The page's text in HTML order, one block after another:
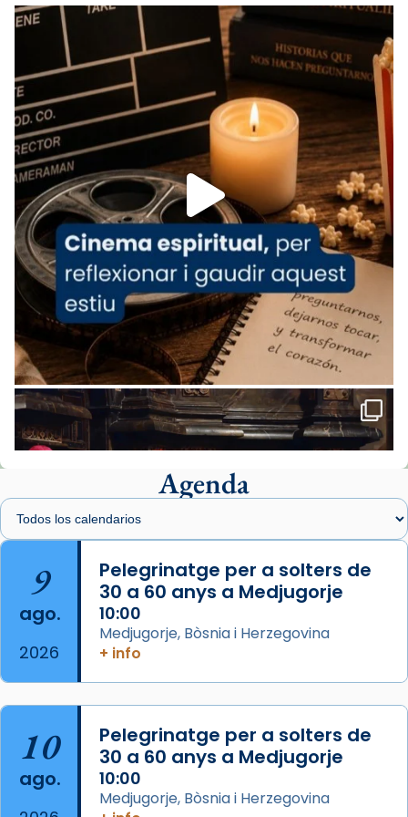
Recupera l'entrevista comp
Vatican
tican News 👇
www.vaticannews.va/es/iglesia/news/2026-
07/carmina-historia-depresion-papa-viaje-
espana-testimoni...
Foto
View on Facebook · Share
Arquebisbat de Barcelona
2 weeks ago
«Avui les santes Juliana i Semproniana ens
ajuden a alçar la mirada»
Mons. Sergi Gordo, bisbe de Tortosa, ha
presidit aquest 27 de juliol la missa de Les
Santes de Mataró.
🔗tinyurl.com/cvu5jmbk
📸 J. Merino
de Barcelona.
2 weeks ago
Aquest dilluns, 27 de juliol, ha tingut lloc la
missa d’acció de gràcies en agraïment al
comitè organitzador de la visita apostòlica
del Sant Pare Lleó XIV a Barcelona, i als
col·laboradors, a la Catedral de Barcelona.
L’arquebisbe de Barcelona, el cardenal Joan
Josep Omella, ha presidit la missa i l’ha
concelebrat el bisbe auxiliar de Barcelona,
Mons. David Abadías.
Agenda
9
ago.
2026
Pelegrinatge per a solters de
30 a 60 anys a Medjugorje
10:00
Medjugorje, Bòsnia i Herzegovina
+ info
10
ago.
Pelegrinatge per a solters de
30 a 60 anys a Medjugorje
10:00
Medjugorje, Bòsnia i Herzegovina